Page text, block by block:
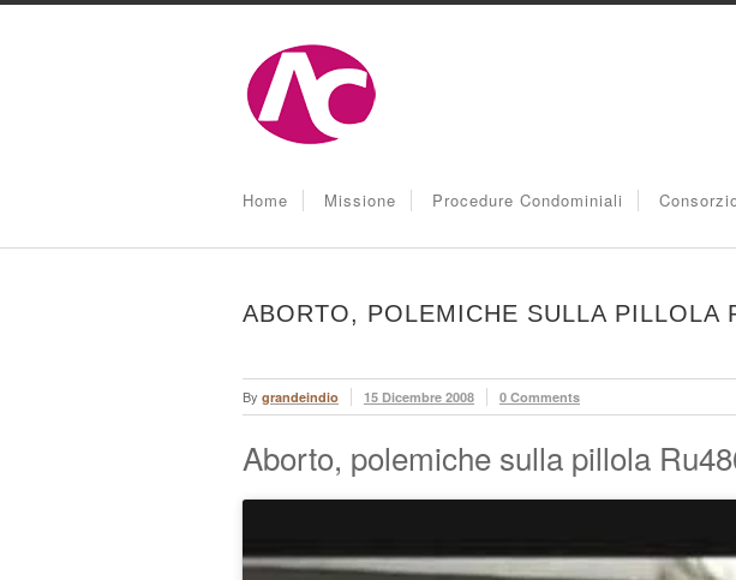
Home Missione Procedure Condominiali
ABORTO, POLEMICHE SULLA PILLOLA
By grandeindio 15 Dicembre 2008 0 Comments
Aborto, polemiche sulla pillola